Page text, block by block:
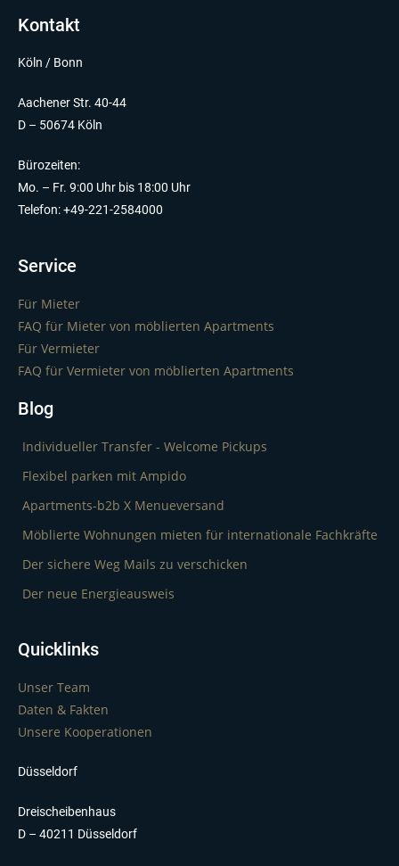
Kontakt
Köln / Bonn
Aachener Str. 40-44
D – 50674 Köln
Bürozeiten:
Mo. – Fr. 9:00 Uhr bis 18:00 Uhr
Telefon: +49-221-2584000
Service
Für Mieter
FAQ für Mieter von möblierten Apartments
Für Vermieter
FAQ für Vermieter von möblierten Apartments
Blog
Individueller Transfer - Welcome Pickups
Flexibel parken mit Ampido
Apartments-b2b X Menueversand
Möblierte Wohnungen mieten für internationale Fachkräfte
Der sichere Weg Mails zu verschicken
Der neue Energieausweis
Quicklinks
Unser Team
Daten & Fakten
Unsere Kooperationen
Düsseldorf
Dreischeibenhaus
D – 40211 Düsseldorf